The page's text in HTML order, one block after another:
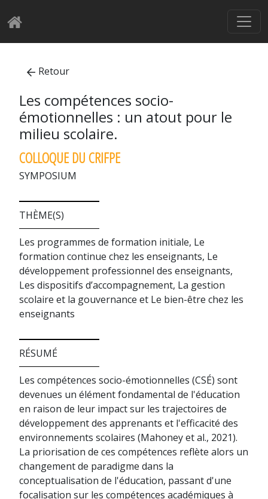
Retour
Les compétences socio-
émotionnelles : un atout pour le
milieu scolaire.
COLLOQUE DU CRIFPE
SYMPOSIUM
THÈME(S)
Les programmes de formation initiale, Le
formation continue chez les enseignants, Le
développement professionnel des enseignants,
Les dispositifs d’accompagnement, La gestion
scolaire et la gouvernance et Le bien-être chez les
enseignants
RÉSUMÉ
Les compétences socio-émotionnelles (CSÉ) sont
devenues un élément fondamental de l'éducation
en raison de leur impact sur les trajectoires de
développement des apprenants et l'efficacité des
environnements scolaires (Mahoney et al., 2021).
La priorisation de ces compétences reflète alors un
changement de paradigme dans la
conceptualisation de l'éducation, passant d'une
focalisation sur les compétences académiques à